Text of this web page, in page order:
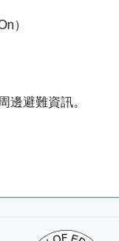
）
邊避難資訊。